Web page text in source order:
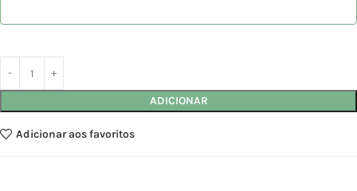
ADICIONAR
Adicionar aos favoritos